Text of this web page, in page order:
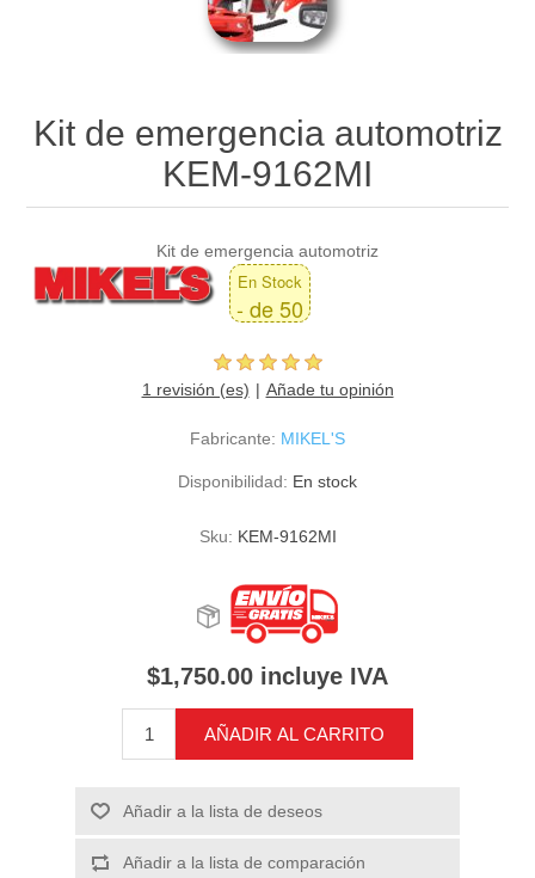
Kit de emergencia automotriz
KEM-9162MI
Kit de emergencia automotriz
En Stock
- de 50
1 revisión (es) Añade tu opinión
Fabricante: MIKEL'S
Disponibilidad: En stock
Sku: KEM-9162MI
$1,750.00 incluye IVA
AÑADIR AL CARRITO
Añadir a la lista de deseos
Añadir a la lista de comparación